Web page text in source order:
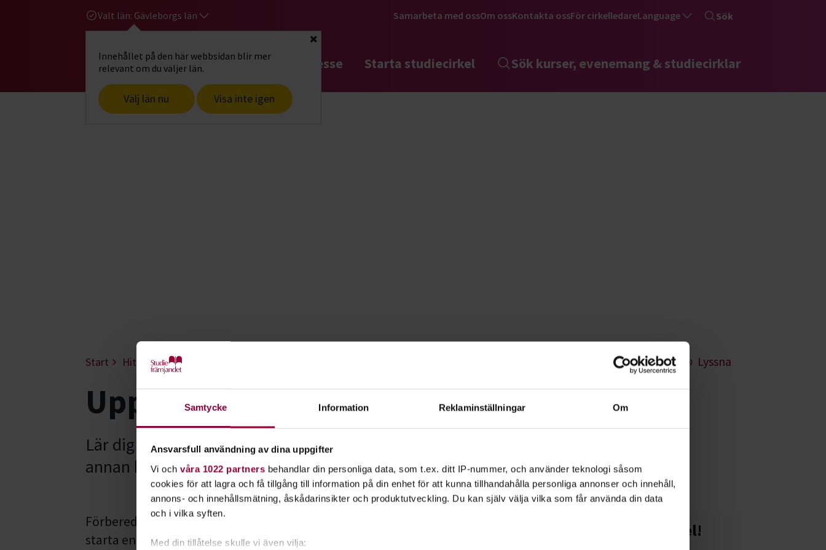
Samtycke Information Reklaminställningar Om
Ansvarsfull användning av dina uppgifter
Vi och våra 1022 partners behandlar din personliga data, som t.ex. ditt IP-nummer, och använder teknologi såsom
cookies för att lagra och få tillgång till information på din enhet för att kunna tillhandahålla personliga annonser och innehåll,
annons- och innehållsmätning, åskådarinsikter och produktutveckling. Du kan själv välja vilka som får använda din data
och i vilka syften.
Med din tillåtelse skulle vi även vilja:
Valt län: Gävleborgs län
Innehållet på den här webbsidan blir mer
relevant om du väljer län.
Välj län nu Visa inte igen
Stäng
Samarbeta med ossOm ossKontakta ossFör cirkelledareLanguage Sök
Gå till studiefrämjandets startsidaHitta intresse Starta studiecirkel Sök kurser, evenemang & studiecirklar
Start Hitta intresse Lyssna
Upptäck världen - Gävleborg
Lär dig mer om olika länder. Kanske är du nyfiken på att utforska kulturen på en
annan kontinent? Hos Studiefrämjandet kan du upptäcka världen.
Förbered dig inför drömresan eller läs mer om ditt favoritland. Genom att
starta en studiecirkel hos oss lär du dig, tillsammans med andra, mer om
Starta en studiecirkel!